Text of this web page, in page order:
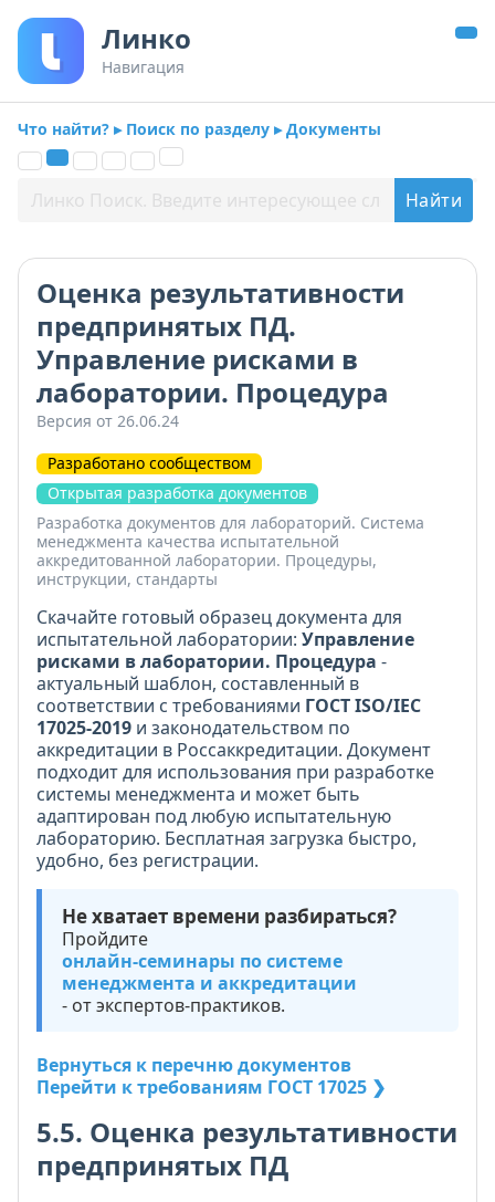
Линко
Навигация
Что найти? ▸ Поиск по разделу ▸ Документы
Оценка результативности
предпринятых ПД.
Управление рисками в
лаборатории. Процедура
Версия от 26.06.24
Разработано сообществом
Открытая разработка документов
Разработка документов для лабораторий. Система
менеджмента качества испытательной
аккредитованной лаборатории. Процедуры,
инструкции, стандарты
Скачайте готовый образец документа для
испытательной лаборатории: Управление
рисками в лаборатории. Процедура -
актуальный шаблон, составленный в
соответствии с требованиями ГОСТ ISO/IEC
17025-2019 и законодательством по
аккредитации в Россаккредитации. Документ
подходит для использования при разработке
системы менеджмента и может быть
адаптирован под любую испытательную
лабораторию. Бесплатная загрузка быстро,
удобно, без регистрации.
Не хватает времени разбираться?
Пройдите
онлайн-семинары по системе
менеджмента и аккредитации
- от экспертов-практиков.
Вернуться к перечню документов
Перейти к требованиям ГОСТ 17025 ❯
5.5. Оценка результативности
предпринятых ПД